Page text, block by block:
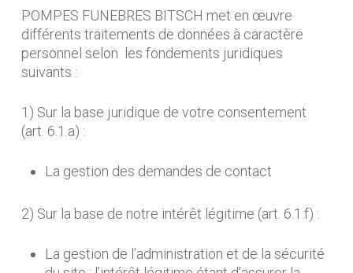
POMPES FUNEBRES BITSCH met en œuvre
différents traitements de données à caractère
personnel selon les fondements juridiques
suivants :
1) Sur la base juridique de votre consentement
(art. 6.1.a) :
La gestion des demandes de contact
2) Sur la base de notre intérêt légitime (art. 6.1.f) :
La gestion de l’administration et de la sécurité